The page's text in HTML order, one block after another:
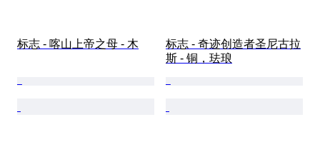
标志 - 喀山上帝之母 - 木
标志 - 奇迹创造者圣尼古拉
斯 - 铜，珐琅